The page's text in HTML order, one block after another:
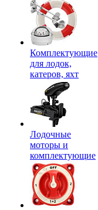
Комплектующие
для лодок,
катеров, яхт
Лодочные
моторы и
комплектующие